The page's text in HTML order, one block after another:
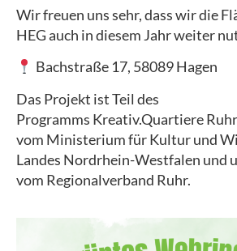
Wir freuen uns sehr, dass wir die
HEG auch in diesem Jahr weiter
Bachstraße 17, 58089 Hagen
Das Projekt ist Teil des
Programms Kreativ.Quartiere
vom Ministerium für Kultur und
Landes Nordrhein-Westfalen und
vom Regionalverband Ruhr.